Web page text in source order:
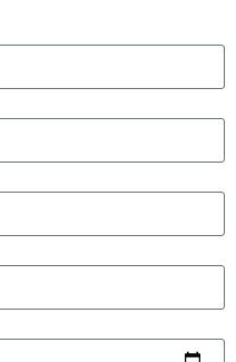
150 Cialde Ese44 INTENSO